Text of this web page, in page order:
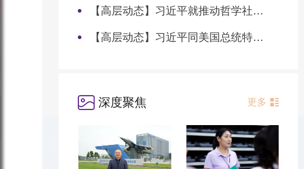
【高层动态】习近平就推动哲学社会科学高质量发展作出重要指示
【高层动态】习近平同美国总统特朗普会谈
深度聚焦 更多